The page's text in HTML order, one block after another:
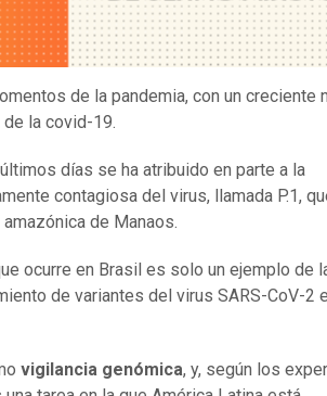
de la pandemia, con un creciente
la covid-19.
días se ha atribuido en parte a la
contagiosa del virus, llamada P.1,
de Manaos.
ocurre en Brasil es solo un ejemplo de
de variantes del virus SARS-CoV-2
vigilancia genómica, y, según los